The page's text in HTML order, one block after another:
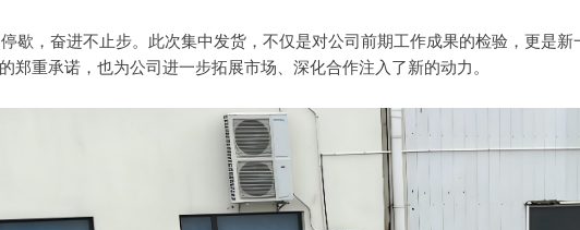
，奋进不止步。此次集中发货，不仅是对公司前期工作成果的检验，更是新
郑重承诺，也为公司进一步拓展市场、深化合作注入了新的动力。